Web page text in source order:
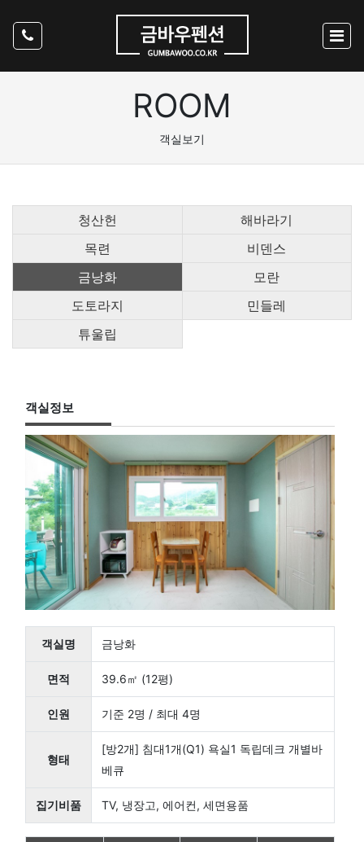
ROOM
객실보기
청산헌
해바라기
목련
비덴스
금낭화
모란
도토라지
민들레
튜울립
객실정보
객실명 금낭화
면적 39.6㎡ (12평)
인원 기준 2명 / 최대 4명
형태
[방2개] 침대1개(Q1) 욕실1 독립데크 개별바
베큐
집기비품 TV, 냉장고, 에어컨, 세면용품